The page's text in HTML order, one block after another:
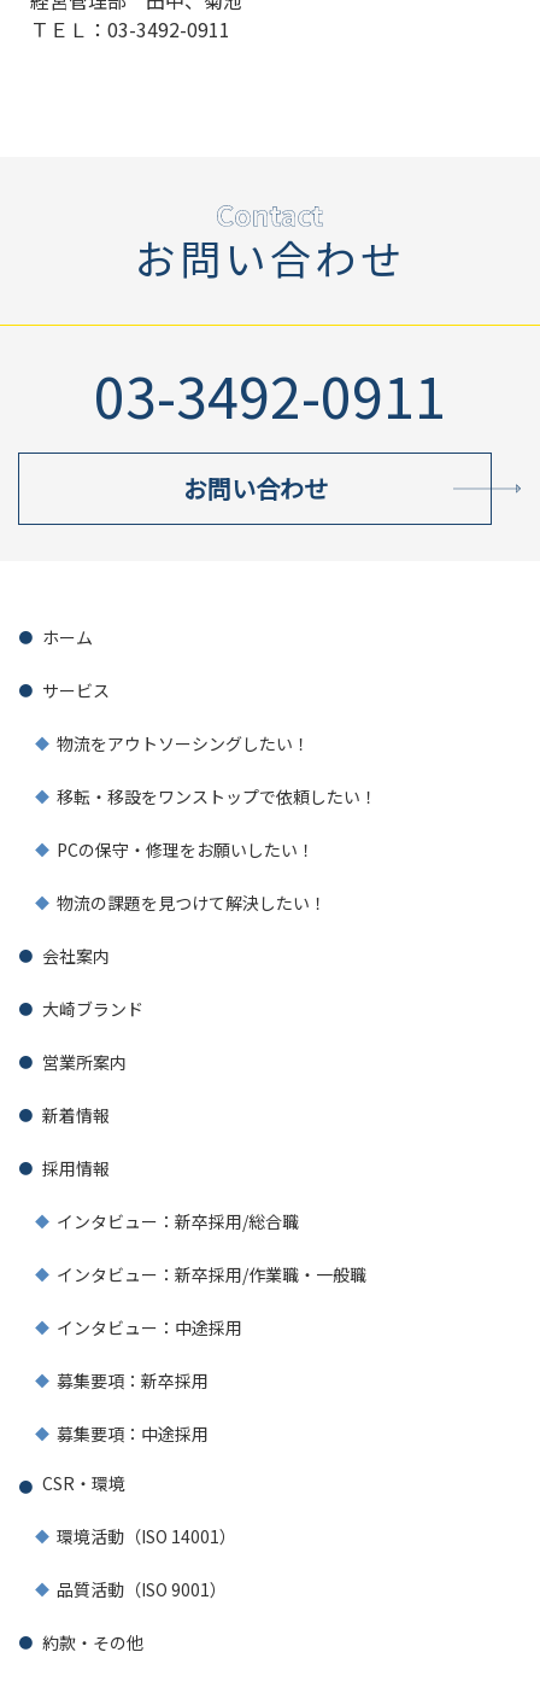
ＴＥＬ：03-3492-0911
お問い合わせ
03-3492-0911
お問い合わせ
ホーム
サービス
物流をアウトソーシングしたい！
移転・移設をワンストップで依頼したい！
PCの保守・修理をお願いしたい！
物流の課題を見つけて解決したい！
会社案内
大崎ブランド
営業所案内
新着情報
採用情報
インタビュー：新卒採用/総合職
インタビュー：新卒採用/作業職・一般職
インタビュー：中途採用
募集要項：新卒採用
募集要項：中途採用
CSR・環境
環境活動（ISO 14001）
品質活動（ISO 9001）
約款・その他